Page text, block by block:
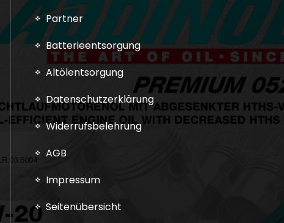
Partner
Batterieentsorgung
Altölentsorgung
Datenschutzerklärung
Widerrufsbelehrung
AGB
Impressum
Seitenübersicht